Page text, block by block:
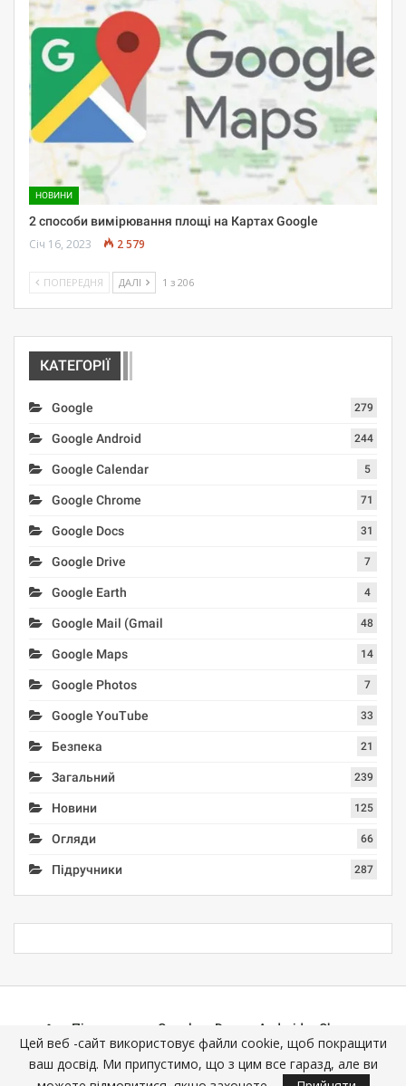
НОВИНИ
2 способи вимірювання площі на Картах Google
Січ 16, 2023 2 579
ПОПЕРЕДНЯ ДАЛІ 1 з 206
КАТЕГОРІЇ
Google 279
Google Android 244
Google Calendar 5
Google Chrome 71
Google Docs 31
Google Drive 7
Google Earth 4
Google Mail (Gmail 48
Google Maps 14
Google Photos 7
Google YouTube 33
Безпека 21
Загальний 239
Новини 125
Огляди 66
Підручники 287
Підручники Google Docs Android
Chrome
Mail (Gmail)
Photos YouTube
Цей веб -сайт використовує файли cookie, щоб покращити
ваш досвід. Ми припустимо, що з цим все гаразд, але ви